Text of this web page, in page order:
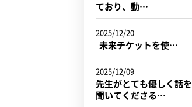
ており、動…
2025/12/20
未来チケットを使…
2025/12/09
先生がとても優しく話を
聞いてくださる…